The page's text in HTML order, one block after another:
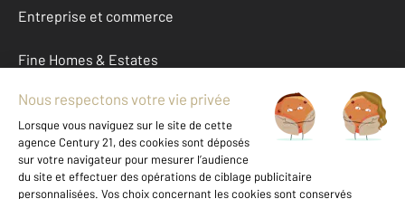
Entreprise et commerce
Fine Homes & Estates
À propos
International
Nous contacter